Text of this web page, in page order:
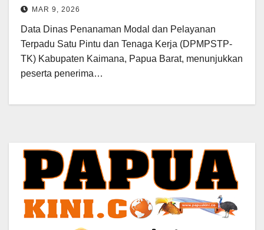
MAR 9, 2026
Data Dinas Penanaman Modal dan Pelayanan
Terpadu Satu Pintu dan Tenaga Kerja (DPMPSTP-
TK) Kabupaten Kaimana, Papua Barat, menunjukkan
peserta penerima…